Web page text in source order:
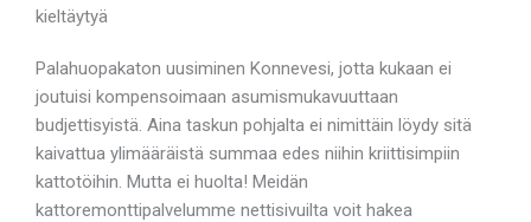
kieltäytyä
Palahuopakaton uusiminen Konnevesi, jotta kukaan ei
joutuisi kompensoimaan asumismukavuuttaan
budjettisyistä. Aina taskun pohjalta ei nimittäin löydy sitä
kaivattua ylimääräistä summaa edes niihin kriittisimpiin
kattotöihin. Mutta ei huolta! Meidän
kattoremonttipalvelumme nettisivuilta voit hakea